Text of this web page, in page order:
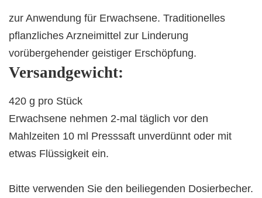
zur Anwendung für Erwachsene. Traditionelles
pflanzliches Arzneimittel zur Linderung
vorübergehender geistiger Erschöpfung.
Versandgewicht:
420 g pro Stück
Erwachsene nehmen 2-mal täglich vor den
Mahlzeiten 10 ml Presssaft unverdünnt oder mit
etwas Flüssigkeit ein.
Bitte verwenden Sie den beiliegenden Dosierbecher.